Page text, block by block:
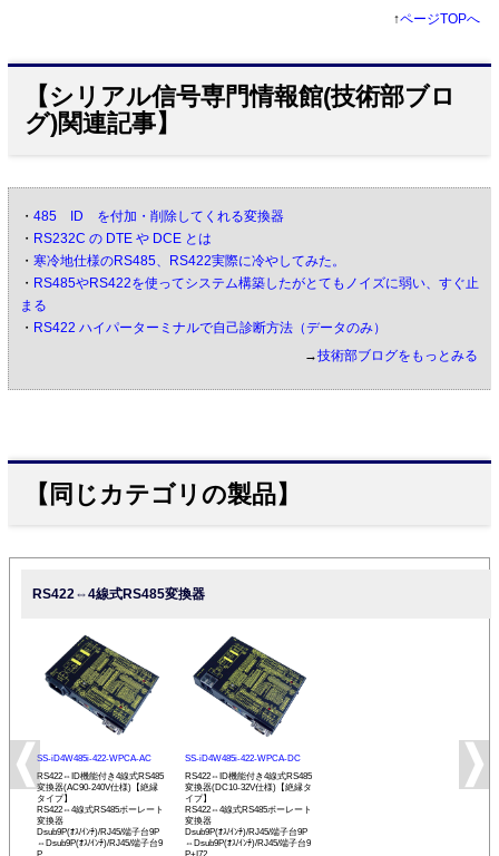
↑ページTOPへ
【シリアル信号専門情報館(技術部ブロ
グ)関連記事】
・ 485 ID を付加・削除してくれる変換器
・ RS232C の DTE や DCE とは
・ 寒冷地仕様のRS485、RS422実際に冷やしてみた。
・ RS485やRS422を使ってシステム構築したがとてもノイズに弱い、すぐ止
まる
・ RS422 ハイパーターミナルで自己診断方法（データのみ）
→技術部ブログをもっとみる
【同じカテゴリの製品】
RS422⇔4線式RS485変換器
SS-iD4W485i-422-WPCA-AC
RS422⇔ID機能付き4線式RS485
変換器(AC90-240V仕様)【絶縁
タイプ】
RS422⇔4線式RS485ボーレート
変換器
Dsub9P(ｵｽ/ｲﾝﾁ)/RJ45/端子台9P
⇔Dsub9P(ｵｽ/ｲﾝﾁ)/RJ45/端子台9
SS-iD4W485i-422-WPCA-DC
RS422⇔ID機能付き4線式RS485
変換器(DC10-32V仕様)【絶縁タ
イプ】
RS422⇔4線式RS485ボーレート
変換器
Dsub9P(ｵｽ/ｲﾝﾁ)/RJ45/端子台9P
⇔Dsub9P(ｵｽ/ｲﾝﾁ)/RJ45/端子台9